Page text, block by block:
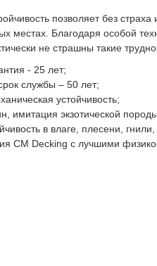
позволяет без
местах. Благодаря особой
не страшны такие
- 25 лет;
службы – 50 лет;
устойчивость;
имитация экзотической
в влаге, плесени,
CM Decking с лучшими